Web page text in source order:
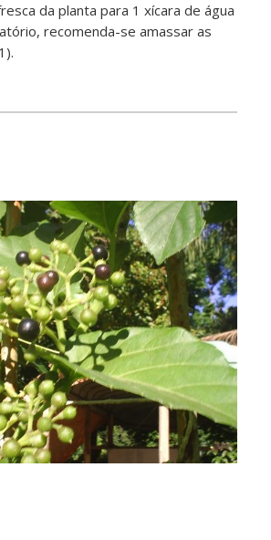
da planta para 1 xícara de água
recomenda-se amassar as
.